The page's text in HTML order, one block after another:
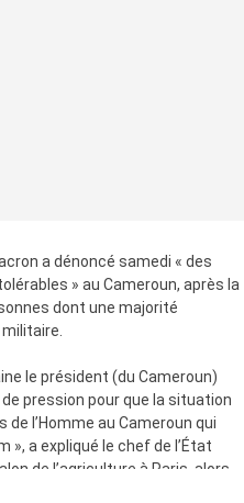
a dénoncé samedi « des
» au Cameroun, après la
dont une majorité
le président (du Cameroun)
pression pour que la situation
l’Homme au Cameroun qui
a expliqué le chef de l’État
de l’agriculture à Paris, alors